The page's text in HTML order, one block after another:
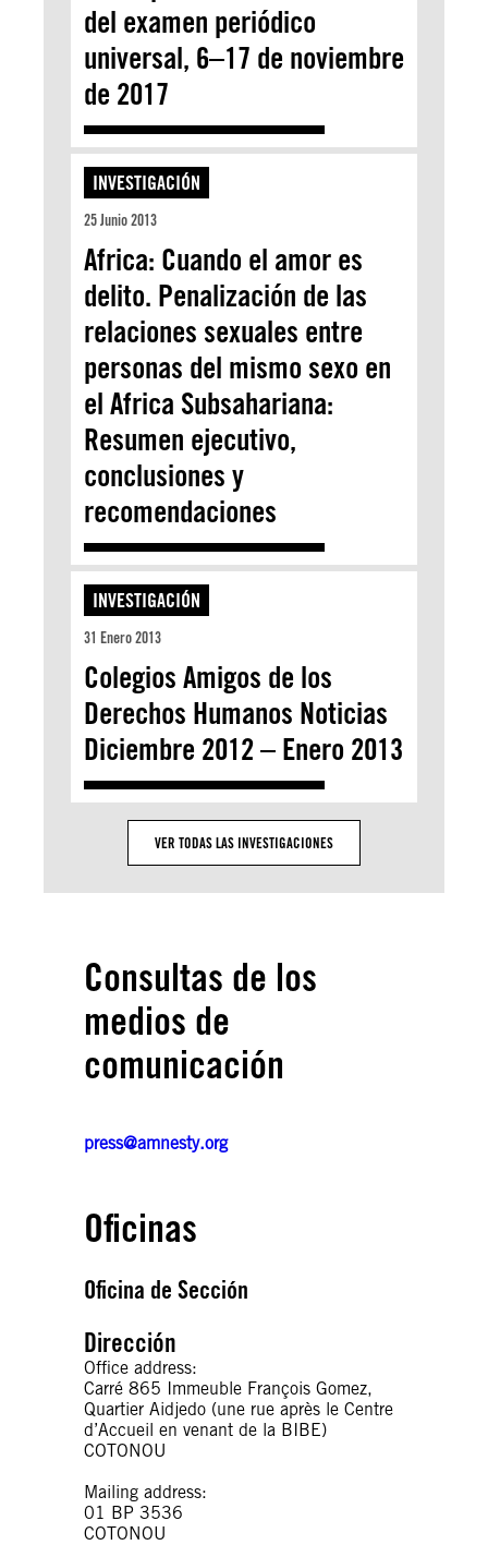
del examen periódico
universal, 6–17 de noviembre
de 2017
INVESTIGACIÓN
25 Junio 2013
Africa: Cuando el amor es
delito. Penalización de las
relaciones sexuales entre
personas del mismo sexo en
el Africa Subsahariana:
Resumen ejecutivo,
conclusiones y
recomendaciones
INVESTIGACIÓN
31 Enero 2013
Colegios Amigos de los
Derechos Humanos Noticias
Diciembre 2012 – Enero 2013
VER TODAS LAS INVESTIGACIONES
Consultas de los
medios de
comunicación
press@amnesty.org
Oficinas
Oficina de Sección
Dirección
Office address:
Carré 865 Immeuble François Gomez,
Quartier Aidjedo (une rue après le Centre
d’Accueil en venant de la BIBE)
COTONOU
Mailing address:
01 BP 3536
COTONOU